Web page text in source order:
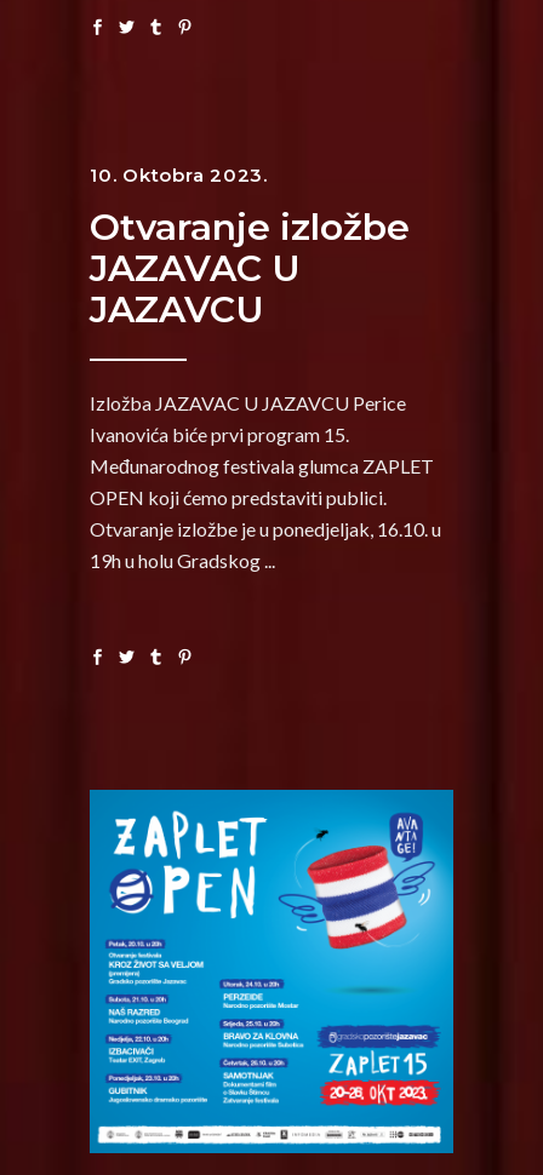
10. Oktobra 2023.
Otvaranje izložbe
JAZAVAC U
JAZAVCU
Izložba JAZAVAC U JAZAVCU Perice
Ivanovića biće prvi program 15.
Međunarodnog festivala glumca ZAPLET
OPEN koji ćemo predstaviti publici.
Otvaranje izložbe je u ponedjeljak, 16.10. u
19h u holu Gradskog